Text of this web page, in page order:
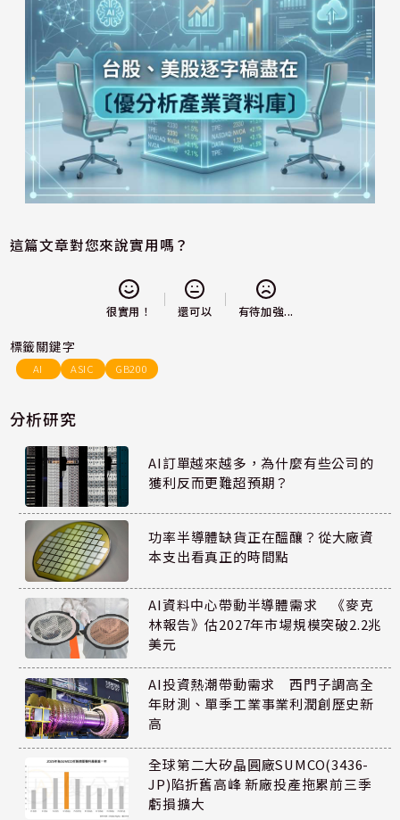
這篇文章對您來說實用嗎？
很實用！ 還可以 有待加強...
標籤關鍵字
AI ASIC GB200
分析研究
AI訂單越來越多，為什麼有些公司的
獲利反而更難超預期？
功率半導體缺貨正在醞釀？從大廠資
本支出看真正的時間點
AI資料中心帶動半導體需求 《麥克
林報告》估2027年市場規模突破2.2兆
美元
AI投資熱潮帶動需求 西門子調高全
年財測、單季工業事業利潤創歷史新
高
全球第二大矽晶圓廠SUMCO(3436-
JP)陷折舊高峰 新廠投產拖累前三季
虧損擴大